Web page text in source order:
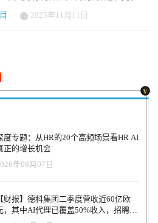
中不被时代淘汰。 该计划旨在
克拉荷马州居民：通过承担学费并提
CEO学员参与高级培训项目；为学员
·谢弗
时，他们渴望学习新技术，但需要专
。” 作为专注于就业再入道的机构，我
用的浪潮，释放其服务司法影响群体
益基金会的慷慨支持与承诺，助力刑
谷歌Google.org捐赠经
“我们必须确保技术创造的机遇惠及所
豪地支持就业机会中心开展的重要工
面临的障碍，通过赋予他们重建生活
为本州开拓发展机遇。” 俄克拉荷
其监禁率位居全美前列：每10万人中有
万人355人）。每年都有数百名受司
办公室，寻求公平机会与更美好的
2025年11月11日
度专题：从HR的20个高频场景看HR AI
正的增长机会
年08月07日
【财报】德科集团二季度营收近60亿欧
，其中AI代理已覆盖50%收入，招聘服
进入运营重构阶段